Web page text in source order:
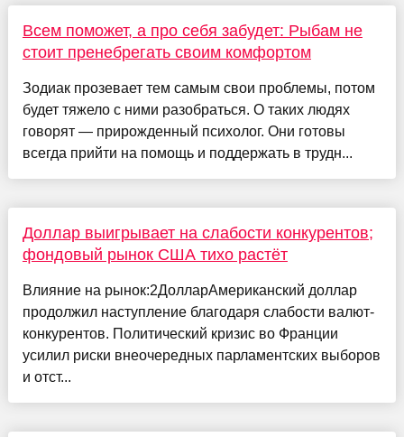
Всем поможет, а про себя забудет: Рыбам не
стоит пренебрегать своим комфортом
Зодиак прозевает тем самым свои проблемы, потом
будет тяжело с ними разобраться. О таких людях
говорят — прирожденный психолог. Они готовы
всегда прийти на помощь и поддержать в трудн...
Доллар выигрывает на слабости конкурентов;
фондовый рынок США тихо растёт
Влияние на рынок:2ДолларАмериканский доллар
продолжил наступление благодаря слабости валют-
конкурентов. Политический кризис во Франции
усилил риски внеочередных парламентских выборов
и отст...